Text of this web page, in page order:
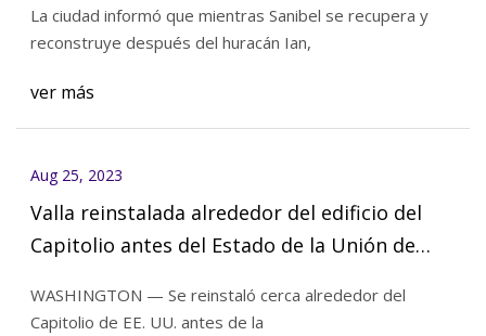
La ciudad informó que mientras Sanibel se recupera y
reconstruye después del huracán Ian,
ver más
Aug 25, 2023
Valla reinstalada alrededor del edificio del
Capitolio antes del Estado de la Unión de
WASHINGTON — Se reinstaló cerca alrededor del
Capitolio de EE. UU. antes de la